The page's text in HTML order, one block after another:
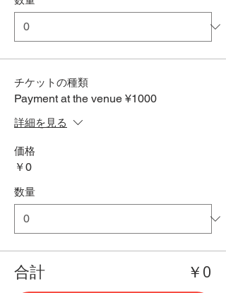
チケットの種類
Payment at the venue ¥1000
詳細を見る
価格
￥0
数量
合計 ￥0